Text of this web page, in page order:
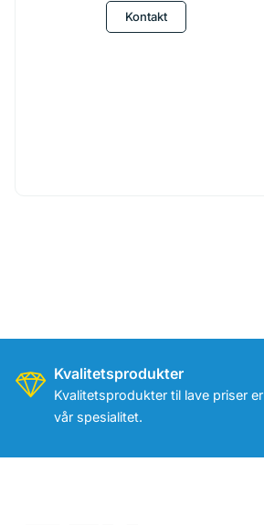
Kontakt
Kvalitetsprodukter
Kvalitetsprodukter til lave priser er
vår spesialitet.